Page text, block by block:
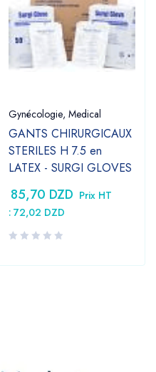
Gynécologie, Medical
GANTS CHIRURGICAUX
STERILES H 7.5 en
LATEX - SURGI GLOVES
85,70 DZD Prix HT
: 72,02 DZD